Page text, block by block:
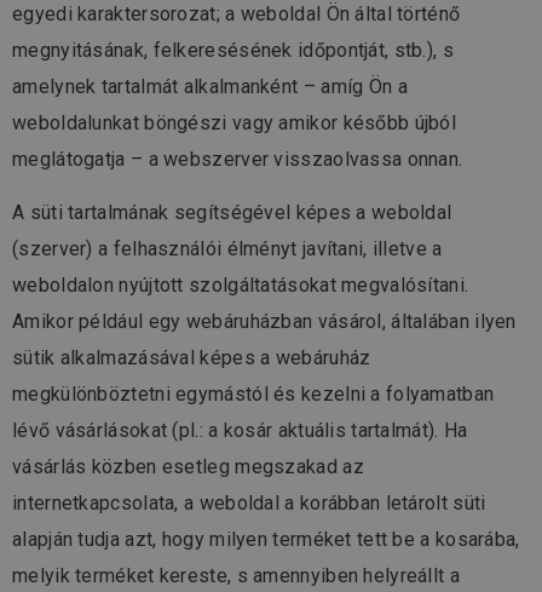
egyedi karaktersorozat; a weboldal Ön által történő
megnyitásának, felkeresésének időpontját, stb.), s
amelynek tartalmát alkalmanként – amíg Ön a
weboldalunkat böngészi vagy amikor később újból
meglátogatja – a webszerver visszaolvassa onnan.
A süti tartalmának segítségével képes a weboldal
(szerver) a felhasználói élményt javítani, illetve a
weboldalon nyújtott szolgáltatásokat megvalósítani.
Amikor például egy webáruházban vásárol, általában ilyen
sütik alkalmazásával képes a webáruház
megkülönböztetni egymástól és kezelni a folyamatban
lévő vásárlásokat (pl.: a kosár aktuális tartalmát). Ha
vásárlás közben esetleg megszakad az
internetkapcsolata, a weboldal a korábban letárolt süti
alapján tudja azt, hogy milyen terméket tett be a kosarába,
melyik terméket kereste, s amennyiben helyreállt a